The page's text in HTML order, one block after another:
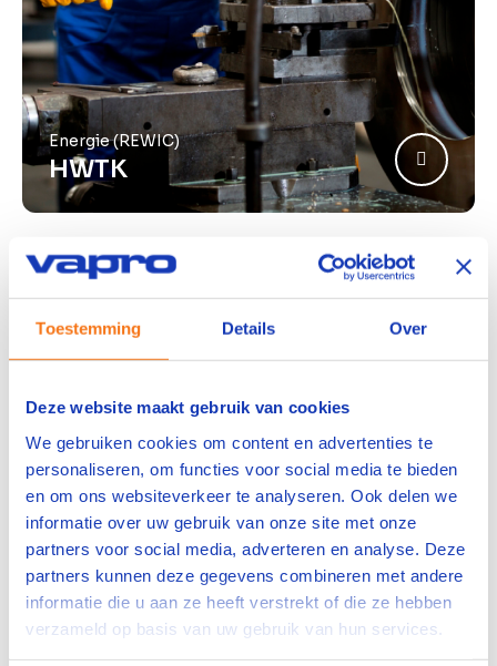
Toestemming Details Over
Deze website maakt gebruik van cookies
We gebruiken cookies om content en advertenties te
personaliseren, om functies voor social media te bieden
en om ons websiteverkeer te analyseren. Ook delen we
informatie over uw gebruik van onze site met onze
partners voor social media, adverteren en analyse. Deze
partners kunnen deze gegevens combineren met andere
informatie die u aan ze heeft verstrekt of die ze hebben
verzameld op basis van uw gebruik van hun services.
Energie (REWIC)
HWTK
Voor wie zijn onze
brancheopleidingen geschikt?
Technisch personeel willen ontwikkelen tot
volwaardige werktuigkundigen.
Zoeken naar gecertificeerde opleidingen met
directe toepasbaarheid.
Continuïteit en veiligheid in bedrijfsvoering
willen waarborgen.
Neem contact op